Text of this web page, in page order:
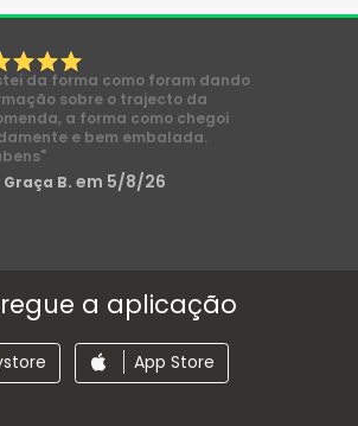
da forma como foram dando
sobre o trajecto da
a forma como chegoi
e bem embalada.
Graça B. em 5/8/26
a aplicação
App Store